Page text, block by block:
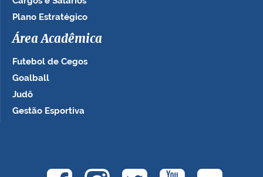
Plano Estratégico
Área Acadêmica
Futebol de Cegos
Goalball
Judô
Gestão Esportiva